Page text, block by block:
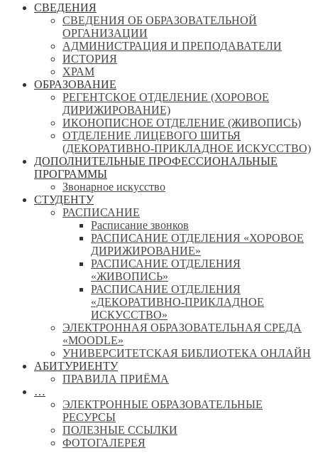
СВЕДЕНИЯ
СВЕДЕНИЯ ОБ ОБРАЗОВАТЕЛЬНОЙ
ОРГАНИЗАЦИИ
АДМИНИСТРАЦИЯ И ПРЕПОДАВАТЕЛИ
ИСТОРИЯ
ХРАМ
ОБРАЗОВАНИЕ
РЕГЕНТСКОЕ ОТДЕЛЕНИЕ (ХОРОВОЕ
ДИРИЖИРОВАНИЕ)
ИКОНОПИСНОЕ ОТДЕЛЕНИЕ (ЖИВОПИСЬ)
ОТДЕЛЕНИЕ ЛИЦЕВОГО ШИТЬЯ
(ДЕКОРАТИВНО-ПРИКЛАДНОЕ ИСКУССТВО)
ДОПОЛНИТЕЛЬНЫЕ ПРОФЕССИОНАЛЬНЫЕ
ПРОГРАММЫ
Звонарное искусство
СТУДЕНТУ
РАСПИСАНИЕ
Расписание звонков
РАСПИСАНИЕ ОТДЕЛЕНИЯ «ХОРОВОЕ
ДИРИЖИРОВАНИЕ»
РАСПИСАНИЕ ОТДЕЛЕНИЯ
«ЖИВОПИСЬ»
РАСПИСАНИЕ ОТДЕЛЕНИЯ
«ДЕКОРАТИВНО-ПРИКЛАДНОЕ
ИСКУССТВО»
ЭЛЕКТРОННАЯ ОБРАЗОВАТЕЛЬНАЯ СРЕДА
«MOODLE»
УНИВЕРСИТЕТСКАЯ БИБЛИОТЕКА ОНЛАЙН
АБИТУРИЕНТУ
ПРАВИЛА ПРИЁМА
…
ЭЛЕКТРОННЫЕ ОБРАЗОВАТЕЛЬНЫЕ
РЕСУРСЫ
ПОЛЕЗНЫЕ ССЫЛКИ
ФОТОГАЛЕРЕЯ